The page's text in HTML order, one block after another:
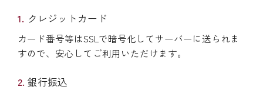
クレジットカード
カード番号等はSSLで暗号化してサーバーに送られま
すので、安心してご利用いただけます。
銀行振込